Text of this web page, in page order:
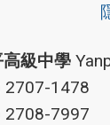
級中學
1478
7997